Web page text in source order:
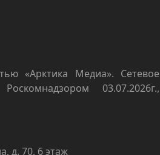
«Арктика Медиа». Сетевое
03.07.2026г.,
д. 70, 6 этаж